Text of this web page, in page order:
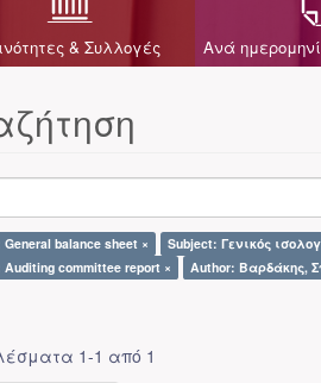
& Συλλογές Ανά
balance sheet × Subject: Γενικός
Auditing committee report ×
Author: Βαρδάκης,
1-1 από 1